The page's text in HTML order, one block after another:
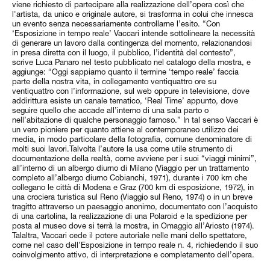
viene richiesto di partecipare alla realizzazione dell’opera così che
l'artista, da unico e originale autore, si trasforma in colui che innesca
un evento senza necessariamente controllarne l’esito. “Con
‘Esposizione in tempo reale’ Vaccari intende sottolineare la necessità
di generare un lavoro dalla contingenza del momento, relazionandosi
in presa diretta con il luogo, il pubblico, l’identità del contesto”,
scrive Luca Panaro nel testo pubblicato nel catalogo della mostra, e
aggiunge: “Oggi sappiamo quanto il termine ‘tempo reale’ faccia
parte della nostra vita, in collegamento ventiquattro ore su
ventiquattro con l’informazione, sul web oppure in televisione, dove
addirittura esiste un canale tematico, ‘Real Time’ appunto, dove
seguire quello che accade all’interno di una sala parto o
nell’abitazione di qualche personaggio famoso.” In tal senso Vaccari è
un vero pioniere per quanto attiene al contemporaneo utilizzo dei
media, in modo particolare della fotografia, comune denominatore di
molti suoi lavori.Talvolta l’autore la usa come utile strumento di
documentazione della realtà, come avviene per i suoi “viaggi minimi”,
all’interno di un albergo diurno di Milano (Viaggio per un trattamento
completo all’albergo diurno Cobianchi, 1971), durante i 700 km che
collegano le città di Modena e Graz (700 km di esposizione, 1972), in
una crociera turistica sul Reno (Viaggio sul Reno, 1974) o in un breve
tragitto attraverso un paesaggio anonimo, documentato con l’acquisto
di una cartolina, la realizzazione di una Polaroid e la spedizione per
posta al museo dove si terrà la mostra, in Omaggio all’Ariosto (1974).
Talaltra, Vaccari cede il potere autoriale nelle mani dello spettatore,
come nel caso dell’Esposizione in tempo reale n. 4, richiedendo il suo
coinvolgimento attivo, di interpretazione e completamento dell’opera.